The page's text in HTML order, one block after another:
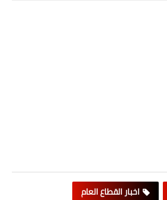
اخبار القطاع العام